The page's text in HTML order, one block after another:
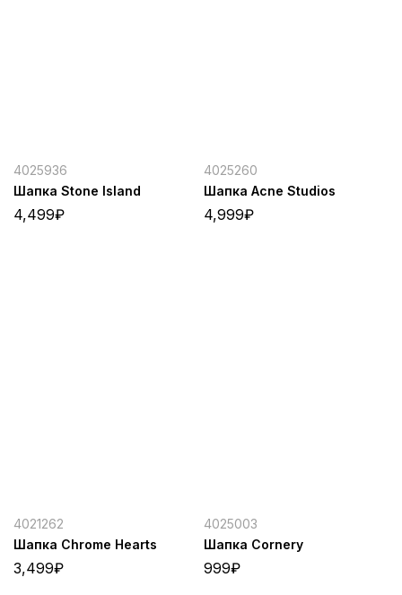
4025936
Шапка Stone Island
4,499₽
4025260
Шапка Acne Studios
4,999₽
4021262
Шапка Chrome Hearts
3,499₽
4025003
Шапка Cornery
999₽